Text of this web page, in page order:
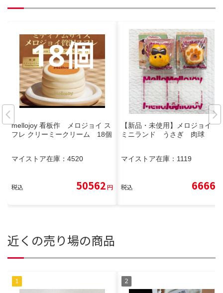
mellojoy 看板作 メロジョイ ス
フレ クリーミークリーム 18個
マイストア在庫： 4520
税込 50562円
【新品・未使用】メロジョイ
ミニランド うさぎ 肉球
マイストア在庫： 1119
税込 6666
近くの売り場の商品